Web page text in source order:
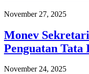
November 27, 2025
Monev
Penguatan
November 24, 2025